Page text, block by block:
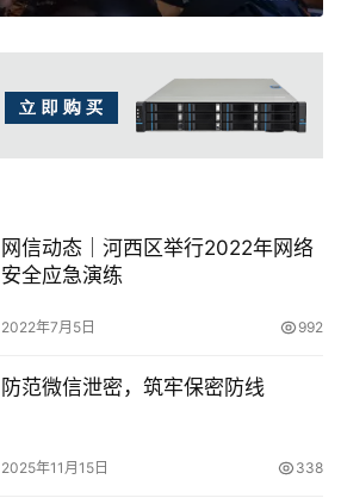
网信动态｜河西区举行2022年网络
安全应急演练
2022年7月5日 992
防范微信泄密，筑牢保密防线
2025年11月15日 338